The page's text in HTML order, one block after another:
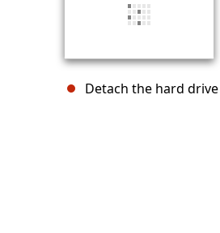
Detach the hard